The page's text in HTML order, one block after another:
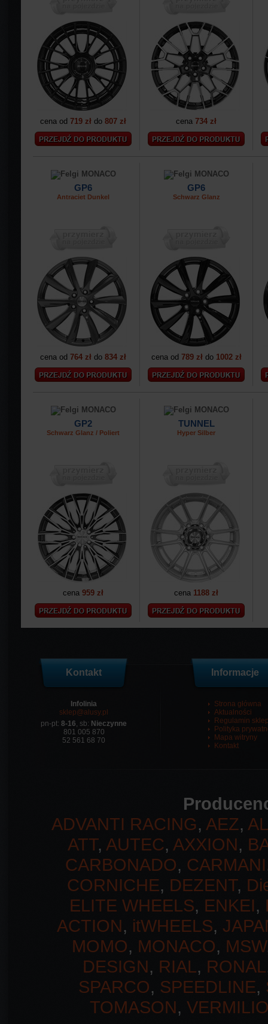
cena od 719 zł do 807 zł cena 734 zł
GP6
Antraciet Dunkel
cena od 764 zł do 834 zł
GP6
Schwarz Glanz
cena od 789 złdo 1002 zł
GP2
Schwarz Glanz / Poliert
cena 959 zł
TUNNEL
Hyper Silber
cena 1188 zł
Kontakt
Infolinia
sklep@alusy.pl
pn-pt: 8-16, sb: Nieczynne
801 005 870
52 561 68 70
Informacje
Strona główna
Aktualności
Regulamin
Polityka
Mapa witryny
Kontakt
ADVANTI RACING, AEZ,
ATT, AUTEC, AXXION,
CARBONADO, CARMANI
CORNICHE, DEZENT,
ELITE WHEELS, ENKEI,
ACTION, itWHEELS,
MOMO, MONACO, MSW
DESIGN, RIAL, RONAL
SPARCO, SPEEDLINE,
TOMASON,